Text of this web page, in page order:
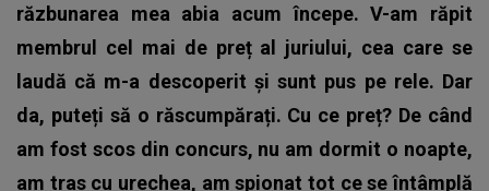
răzbunarea mea abia acum începe. V-am răpit
membrul cel mai de preț al juriului, cea care se
laudă că m-a descoperit și sunt pus pe rele. Dar
da, puteți să o răscumpărați. Cu ce preț? De când
am fost scos din concurs, nu am dormit o noapte,
am tras cu urechea, am spionat tot ce se întâmplă